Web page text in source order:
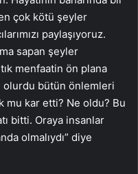
çok kötü şeyler
paylaşıyoruz.
sapan şeyler
menfaatin ön plana
olurdu bütün önlemleri
mu kar etti? Ne oldu? Bu
bitti. Oraya insanlar
olmalıydı” diye